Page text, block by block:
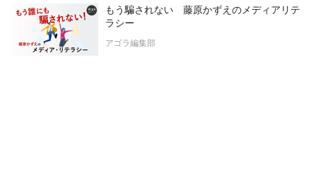
もう騙されない 藤原かずえのメディアリテ
ラシー
アゴラ編集部